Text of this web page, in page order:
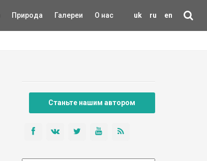
uk ru en
Природа Галереи О нас
Станьте нашим автором